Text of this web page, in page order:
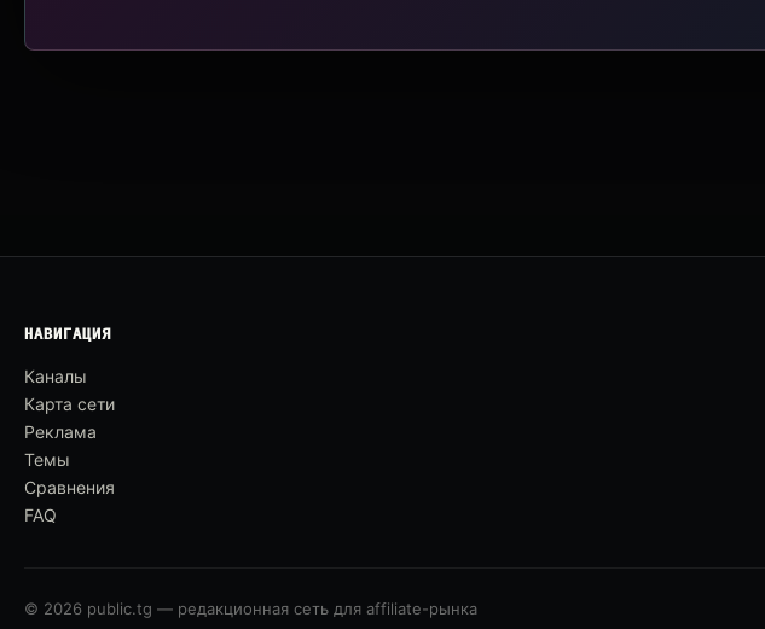
НАВИГАЦИЯ
Каналы
Карта сети
Реклама
Темы
Сравнения
FAQ
© 2026 public.tg — редакционная сеть для affiliate-рынка